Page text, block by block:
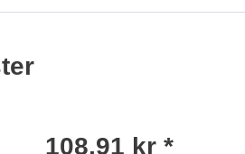
108,91 kr *